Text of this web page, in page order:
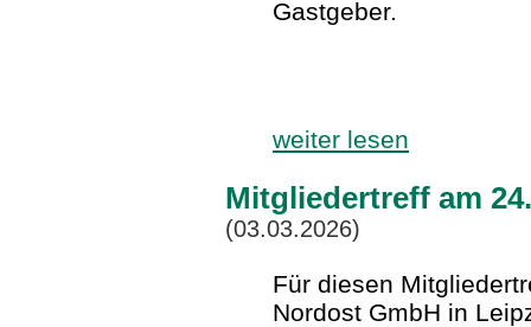
Gastgeber.
weiter lesen
Mitgliedertreff am
(03.03.2026)
Für diesen
Nordost GmbH in